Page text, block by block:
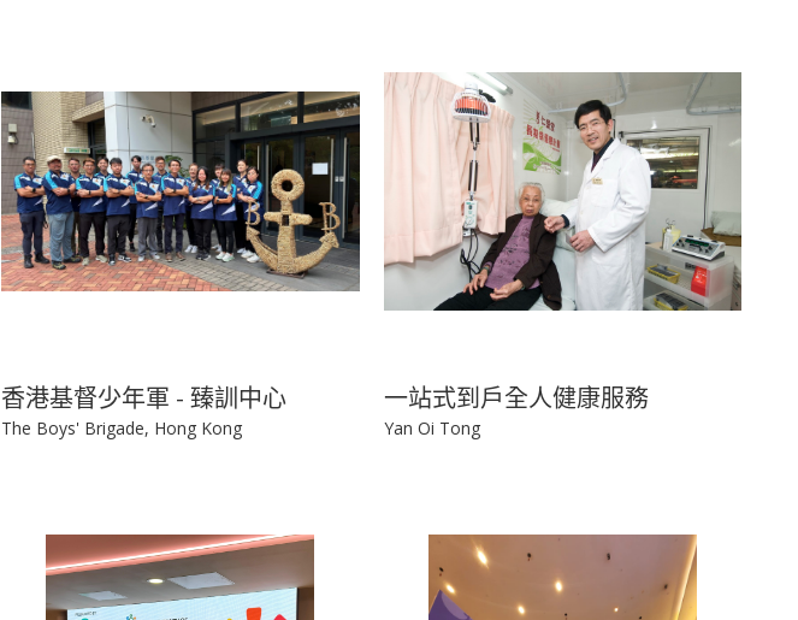
香港基督少年軍 - 臻訓中心
The Boys' Brigade, Hong Kong
一站式到戶全人健康服務
Yan Oi Tong